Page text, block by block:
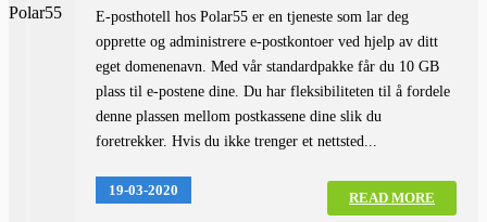
E-posthotell hos Polar55 er en tjeneste som lar deg
opprette og administrere e-postkontoer ved hjelp av ditt
eget domenenavn. Med vår standardpakke får du 10 GB
plass til e-postene dine. Du har fleksibiliteten til å fordele
denne plassen mellom postkassene dine slik du
foretrekker. Hvis du ikke trenger et nettsted...
READ MORE
19-03-2020